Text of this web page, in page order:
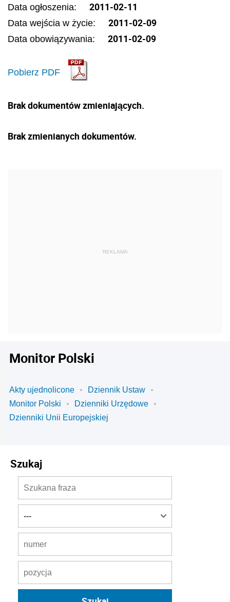
Data ogłoszenia: 2011-02-11
Data wejścia w życie: 2011-02-09
Data obowiązywania: 2011-02-09
Pobierz PDF
Brak dokumentów zmieniających.
Brak zmienianych dokumentów.
Monitor Polski
Akty ujednolicone
Dziennik Ustaw
Monitor Polski
Dzienniki Urzędowe
Dzienniki Unii Europejskiej
Szukaj